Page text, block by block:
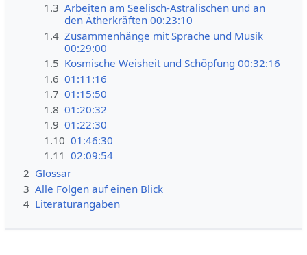
1.3 Arbeiten am Seelisch-Astralischen und an
den Ätherkräften 00:23:10
1.4 Zusammenhänge mit Sprache und Musik
00:29:00
1.5 Kosmische Weisheit und Schöpfung 00:32:16
1.6 01:11:16
1.7 01:15:50
1.8 01:20:32
1.9 01:22:30
1.10 01:46:30
1.11 02:09:54
2 Glossar
3 Alle Folgen auf einen Blick
4 Literaturangaben